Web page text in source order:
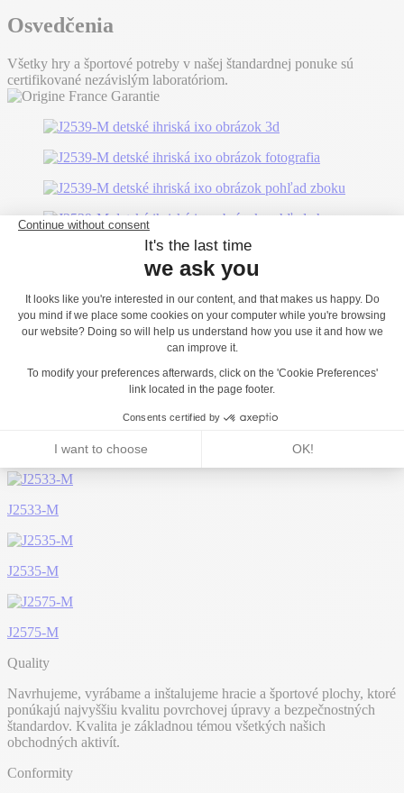
Osvedčenia
Všetky hry a športové potreby v našej štandardnej ponuke sú
certifikované nezávislým laboratóriom.
Možno sa vám bude páčiť...
J2533-M
J2535-M
J2575-M
Quality
Navrhujeme, vyrábame a inštalujeme hracie a športové plochy, ktoré
ponúkajú najvyššiu kvalitu povrchovej úpravy a bezpečnostných
štandardov. Kvalita je základnou témou všetkých našich
obchodných aktivít.
Conformity